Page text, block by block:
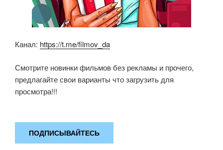
Канал: https://t.me/filmov_da
Смотрите новинки фильмов без рекламы и прочего,
предлагайте свои варианты что загрузить для
просмотра!!!
ПОДПИСЫВАЙТЕСЬ